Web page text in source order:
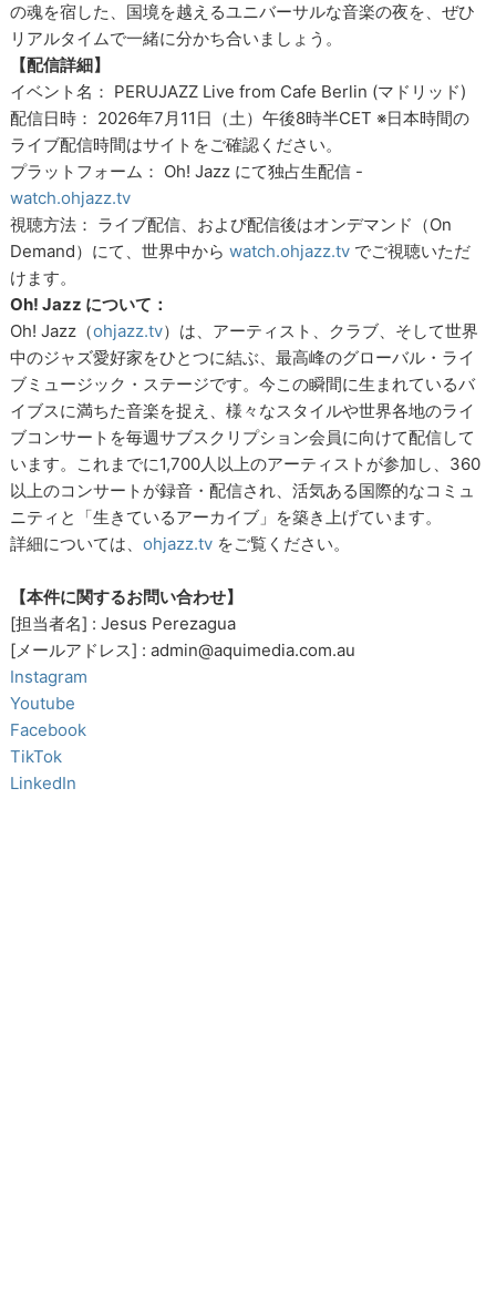
の魂を宿した、国境を越えるユニバーサルな音楽の夜を、ぜひ
リアルタイムで一緒に分かち合いましょう。
【配信詳細】
イベント名： PERUJAZZ Live from Cafe Berlin (マドリッド)
配信日時： 2026年7月11日（土）午後8時半CET ※日本時間の
ライブ配信時間はサイトをご確認ください。
プラットフォーム： Oh! Jazz にて独占生配信 -
watch.ohjazz.tv
視聴方法： ライブ配信、および配信後はオンデマンド（On
Demand）にて、世界中からwatch.ohjazz.tv でご視聴いただ
けます。
Oh! Jazz について：
Oh! Jazz（ohjazz.tv）は、アーティスト、クラブ、そして世界
中のジャズ愛好家をひとつに結ぶ、最高峰のグローバル・ライ
ブミュージック・ステージです。今この瞬間に生まれているバ
イブスに満ちた音楽を捉え、様々なスタイルや世界各地のライ
ブコンサートを毎週サブスクリプション会員に向けて配信して
います。これまでに1,700人以上のアーティストが参加し、360
以上のコンサートが録音・配信され、活気ある国際的なコミュ
ニティと「生きているアーカイブ」を築き上げています。
詳細については、ohjazz.tv をご覧ください。
【本件に関するお問い合わせ】
[担当者名] : Jesus Perezagua
[メールアドレス] : admin@aquimedia.com.au
Instagram
Youtube
Facebook
TikTok
LinkedIn